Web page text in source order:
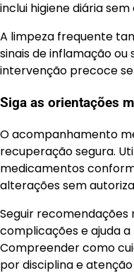
inclui higiene diária
A limpeza frequente
sinais de inflamação
intervenção precoce
Siga as orientações
O acompanhamento
recuperação segura.
medicamentos
alterações sem
Seguir recomendações
complicações e ajuda
Compreender como
por disciplina e